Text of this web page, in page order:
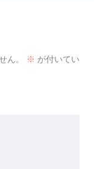
ん。 ※ が付いてい